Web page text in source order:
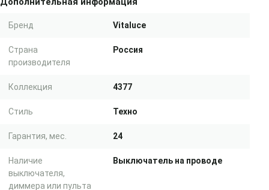
Бренд Vitaluce
Страна
производителя
Россия
Коллекция 4377
Стиль Техно
Гарантия, мес. 24
Наличие
выключателя,
диммера или пульта
Выключатель на проводе